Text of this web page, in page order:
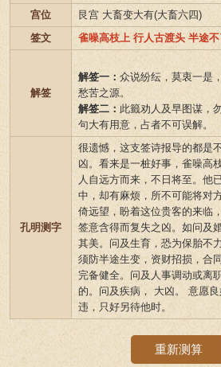
宫位
艮宫 大畜变大有(大畜六四)
签文
雀噪高枝上 行人古渡头 半途
解签
解签一： 众说纷纭，莫衷一是
愁苦之源。
解签二： 此籤劝人及早图谋，
句大有用意，占者不可误解。
孔明测字
很遗憾，这支签诗报导的都是
凶。看来是一桩好事，雀噪高
人自远方而来，不日将至。他
中，却有麻烦，所不可能将对
倚远望，盼着这位贵客的来临
签意含得而复失之凶。如问及
其美。问及生育，恐为保胎不
须防半途生变，资财招损，合
完备健全。问及人事调动或离
的。问及疾病， 大凶。 意愿
违，只好另待他时。
重新测算